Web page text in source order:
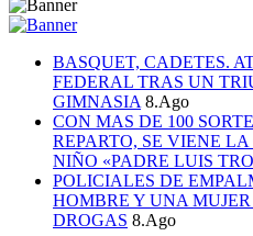
BASQUET, CADETES.
FEDERAL TRAS UN
GIMNASIA 8.Ago
CON MAS DE 100
REPARTO, SE VIENE
NIÑO «PADRE LUIS
POLICIALES DE
HOMBRE Y UNA
DROGAS 8.Ago